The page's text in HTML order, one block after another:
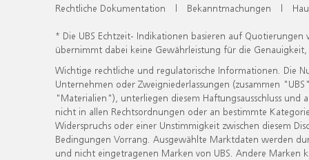
Rechtliche Dokumentation | Bekanntmachungen |
* Die UBS Echtzeit- Indikationen basieren auf
übernimmt dabei keine Gewährleistung für die
Wichtige rechtliche und regulatorische Informationen. Die
Unternehmen oder Zweigniederlassungen (zusammen
"Materialien"), unterliegen diesem Haftungsausschluss
nicht in allen Rechtsordnungen oder an bestimmte
Widerspruchs oder einer Unstimmigkeit zwischen diesem
Bedingungen Vorrang. Ausgewählte Marktdaten werden
und nicht eingetragenen Marken von UBS. Andere Marken